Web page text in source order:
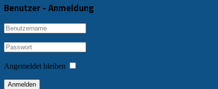
Benutzer - Anmeldung
Angemeldet bleiben
Anmelden